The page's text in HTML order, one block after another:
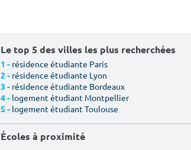
Le top 5 des villes les plus recherchées
1 - résidence étudiante Paris
2 - résidence étudiante Lyon
3 - résidence étudiante Bordeaux
4 - logement étudiant Montpellier
5 - logement étudiant Toulouse
Écoles à proximité